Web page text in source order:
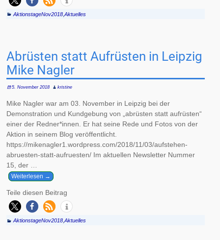
AktionstageNov2018, Aktuelles
Abrüsten statt Aufrüsten in Leipzig
Mike Nagler
5. November 2018 kristine
Mike Nagler war am 03. November in Leipzig bei der
Demonstration und Kundgebung von „abrüsten statt aufrüsten“
einer der Redner*innen. Er hat seine Rede und Fotos von der
Aktion in seinem Blog veröffentlicht.
https://mikenagler1.wordpress.com/2018/11/03/aufstehen-
abruesten-statt-aufruesten/ Im aktuellen Newsletter Nummer
15, der …
Weiterlesen →
Teile diesen Beitrag
AktionstageNov2018, Aktuelles